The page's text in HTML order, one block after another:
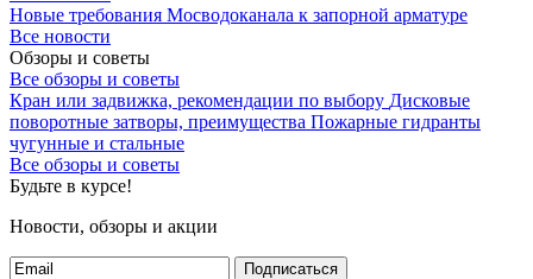
Диаметр
Характеризует размер присоединяемого
трубопровода
Давление
Давление
Характеризует максимальное
допустимое давление при котором
обеспечивается указанная в паспорте
герметичность и срок эксплуатации
Новые требования Мосводоканала к запорной арматуре
Все новости
Обзоры и советы
Все обзоры и советы
Кран или задвижка, рекомендации по выбору Дисковые
поворотные затворы, преимущества Пожарные гидранты
чугунные и стальные
Все обзоры и советы
Будьте в курсе!
Новости, обзоры и акции
Подписаться